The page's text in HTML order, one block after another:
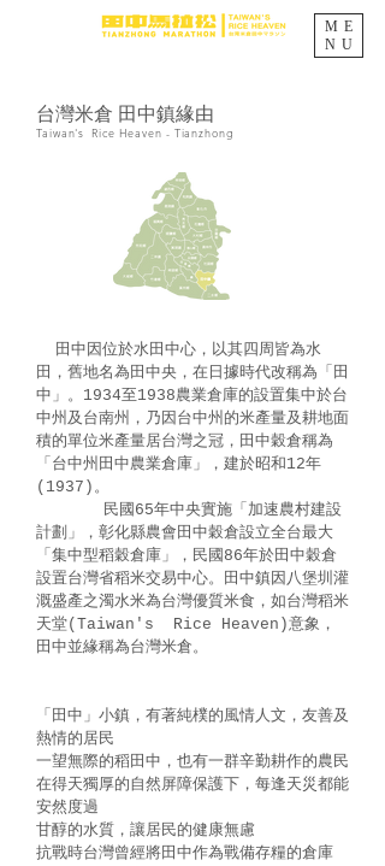
ME
NU
台灣米倉 田中鎮緣由
Taiwan's Rice Heaven - Tianzhong
田中因位於水田中心，以其四周皆為水
田，舊地名為田中央，在日據時代改稱為「田
中」。1934至1938農業倉庫的設置集中於台
中州及台南州，乃因台中州的米產量及耕地面
積的單位米產量居台灣之冠，田中穀倉稱為
「台中州田中農業倉庫」，建於昭和12年
(1937)。
民國65年中央實施「加速農村建設
計劃」，彰化縣農會田中穀倉設立全台最大
「集中型稻穀倉庫」，民國86年於田中穀倉
設置台灣省稻米交易中心。田中鎮因八堡圳灌
溉盛產之濁水米為台灣優質米食，如台灣稻米
天堂(Taiwan's Rice Heaven)意象，
田中並緣稱為台灣米倉。
「田中」小鎮，有著純樸的風情人文，友善及
熱情的居民
一望無際的稻田中，也有一群辛勤耕作的農民
在得天獨厚的自然屏障保護下，每逢天災都能
安然度過
甘醇的水質，讓居民的健康無慮
抗戰時台灣曾經將田中作為戰備存糧的倉庫